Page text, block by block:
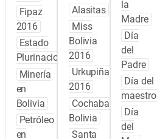
Fipaz
2016
Estado
Plurinacional
Minería
en
Bolivia
Petróleo
en
Alasitas
Miss
Bolivia
2016
Urkupiña
2016
Cochabamba
Bolivia
Santa
la
Madre
Día
del
Padre
Día del
maestro
Día
del